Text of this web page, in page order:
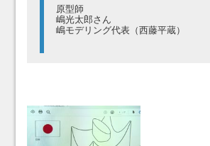
原型師
嶋光太郎さん
嶋モデリング代表（西藤平蔵）